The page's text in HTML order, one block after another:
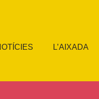
L’AIXADA